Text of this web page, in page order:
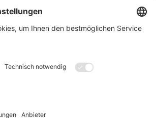
Sicher bezahlen mit